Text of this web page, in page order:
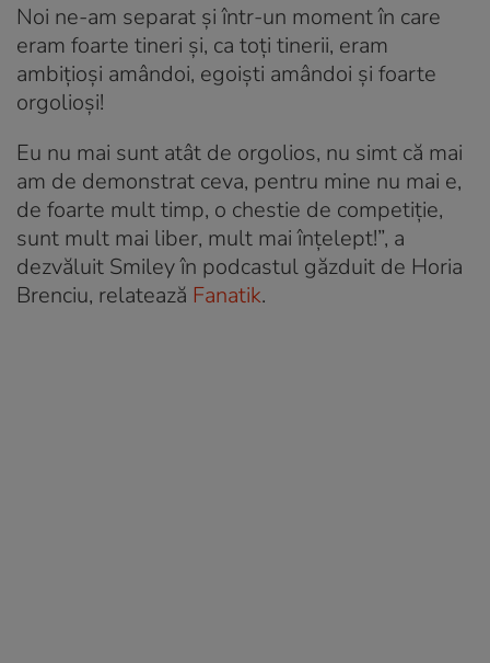
Noi ne-am separat și într-un moment în care
eram foarte tineri și, ca toți tinerii, eram
ambițioși amândoi, egoiști amândoi și foarte
orgolioși!
Eu nu mai sunt atât de orgolios, nu simt că mai
am de demonstrat ceva, pentru mine nu mai e,
de foarte mult timp, o chestie de competiție,
sunt mult mai liber, mult mai înțelept!”, a
dezvăluit Smiley în podcastul găzduit de Horia
Brenciu, relatează Fanatik.